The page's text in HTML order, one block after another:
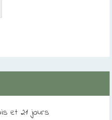
et 21 jours